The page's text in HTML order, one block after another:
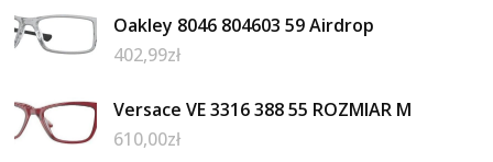
Oakley 8046 804603 59 Airdrop
402,99zł
Versace VE 3316 388 55 ROZMIAR M
610,00zł